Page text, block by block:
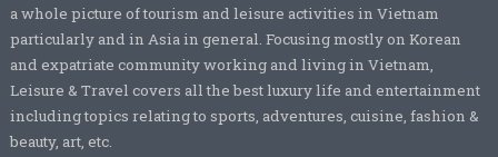
a whole picture of tourism and leisure activities in Vietnam
particularly and in Asia in general. Focusing mostly on Korean
and expatriate community working and living in Vietnam,
Leisure & Travel covers all the best luxury life and entertainment
including topics relating to sports, adventures, cuisine, fashion &
beauty, art, etc.